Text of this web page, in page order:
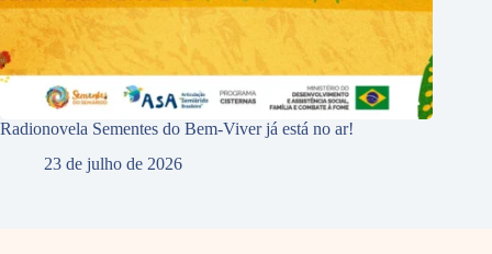
Radionovela Sementes do Bem-Viver já está no ar!
23 de julho de 2026